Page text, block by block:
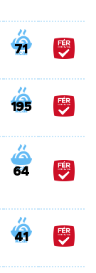
71
195
64
41